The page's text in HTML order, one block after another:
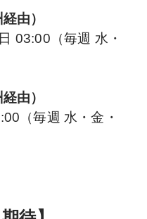
由）
03:00（毎週 水・
由）
（毎週 水・金・